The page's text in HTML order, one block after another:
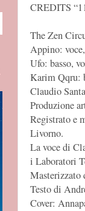
CREDITS
The Zen
Appino:
Ufo: basso,
Karim Qqru:
Claudio
Produzione
Registrato e
Livorno.
La voce di
i Laboratori
Masterizzato
Testo di
Cover: